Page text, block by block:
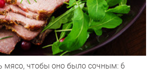
мясо, чтобы оно было сочным: 6